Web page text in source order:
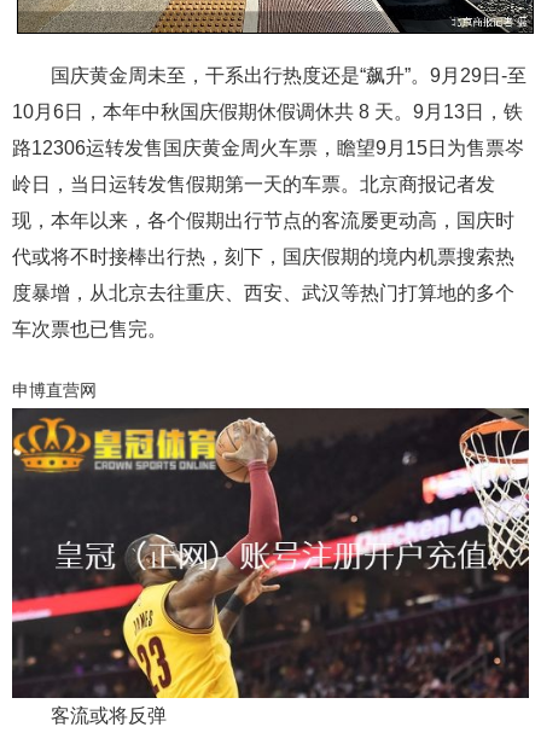
国庆黄金周未至，干系出行热度还是“飙升”。9月29日-至
10月6日，本年中秋国庆假期休假调休共 8 天。9月13日，铁
路12306运转发售国庆黄金周火车票，瞻望9月15日为售票岑
岭日，当日运转发售假期第一天的车票。北京商报记者发
现，本年以来，各个假期出行节点的客流屡更动高，国庆时
代或将不时接棒出行热，刻下，国庆假期的境内机票搜索热
度暴增，从北京去往重庆、西安、武汉等热门打算地的多个
车次票也已售完。
申博直营网
客流或将反弹